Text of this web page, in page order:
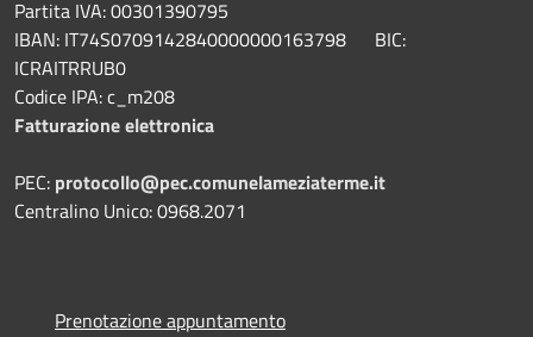
Partita IVA: 00301390795
IBAN: IT74S0709142840000000163798 BIC:
ICRAITRRUB0
Codice IPA: c_m208
Fatturazione elettronica
PEC: protocollo@pec.comunelameziaterme.it
Centralino Unico: 0968.2071
Prenotazione appuntamento